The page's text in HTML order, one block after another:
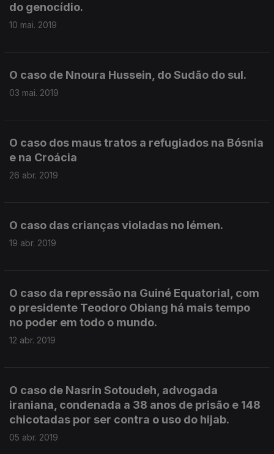
do genocídio.
10 mai. 2019
O caso de Nnoura Hussein, do Sudão do sul.
03 mai. 2019
O caso dos maus tratos a refugiados na Bósnia
e na Croácia
26 abr. 2019
O caso das crianças violadas no Iémen.
19 abr. 2019
O caso da repressão na Guiné Equatorial, com
o presidente Teodoro Obiang há mais tempo
no poder em todo o mundo.
12 abr. 2019
O caso de Nasrin Sotoudeh, advogada
iraniana, condenada a 38 anos de prisão e 148
chicotadas por ser contra o uso do hijab.
05 abr. 2019